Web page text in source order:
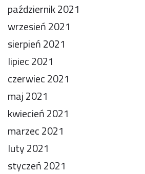
październik 2021
wrzesień 2021
sierpień 2021
lipiec 2021
czerwiec 2021
maj 2021
kwiecień 2021
marzec 2021
luty 2021
styczeń 2021